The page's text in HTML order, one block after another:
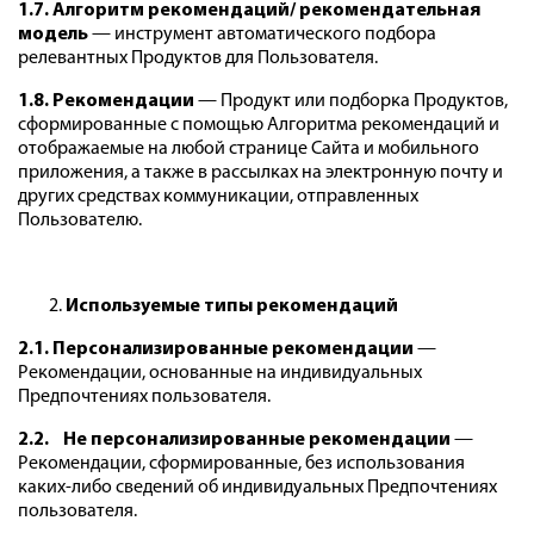
1.7. Алгоритм рекомендаций/ рекомендательная
модель— инструмент автоматического подбора
релевантных Продуктов для Пользователя.
1.8. Рекомендации — Продукт или подборка Продуктов,
сформированные с помощью Алгоритма рекомендаций и
отображаемые на любой странице Сайта и мобильного
приложения, а также в рассылках на электронную почту и
других средствах коммуникации, отправленных
Пользователю.
Используемые типы рекомендаций
2.1. Персонализированные рекомендации —
Рекомендации, основанные на индивидуальных
Предпочтениях пользователя.
2.2. Не персонализированные рекомендации —
Рекомендации, сформированные, без использования
каких-либо сведений об индивидуальных Предпочтениях
пользователя.